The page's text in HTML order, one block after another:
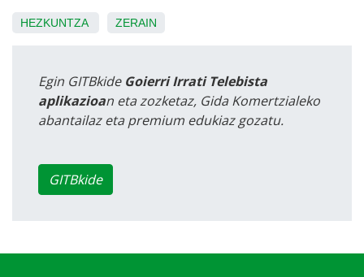
HEZKUNTZA ZERAIN
Egin GITBkide Goierri Irrati Telebista
aplikazioan eta zozketaz, Gida Komertzialeko
abantailaz eta premium edukiaz gozatu.
GITBkide